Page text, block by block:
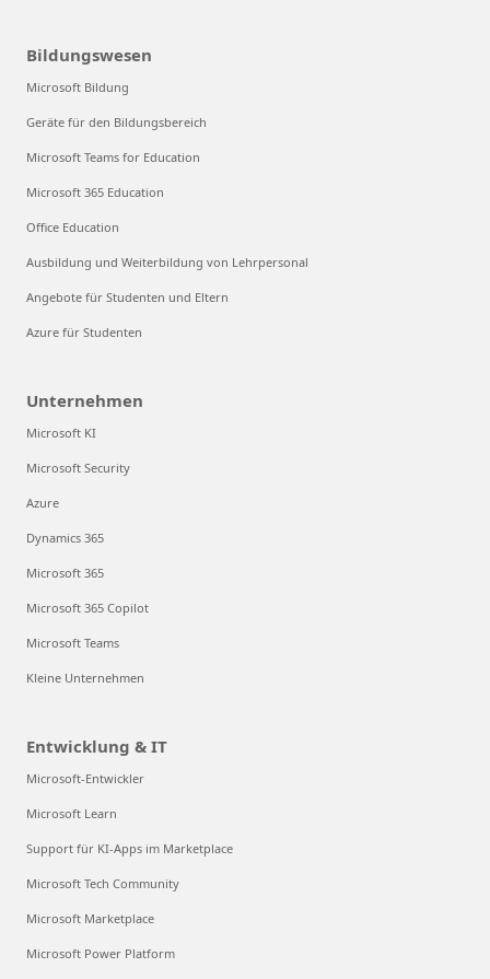
Bildungswesen
Microsoft Bildung
Geräte für den Bildungsbereich
Microsoft Teams for Education
Microsoft 365 Education
Office Education
Ausbildung und Weiterbildung von Lehrpersonal
Angebote für Studenten und Eltern
Azure für Studenten
Unternehmen
Microsoft KI
Microsoft Security
Azure
Dynamics 365
Microsoft 365
Microsoft 365 Copilot
Microsoft Teams
Kleine Unternehmen
Entwicklung & IT
Microsoft-Entwickler
Microsoft Learn
Support für KI-Apps im Marketplace
Microsoft Tech Community
Microsoft Marketplace
Microsoft Power Platform